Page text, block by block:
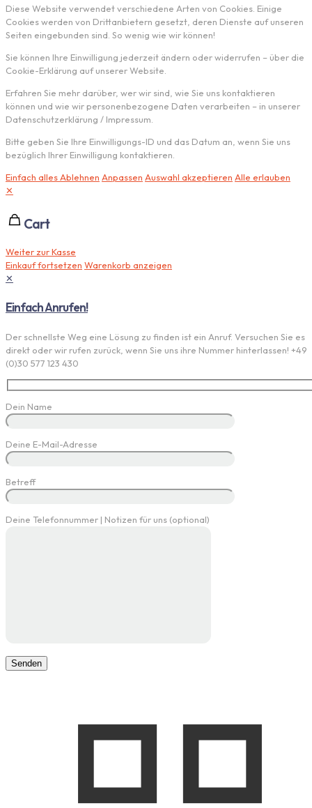
Diese Website verwendet verschiedene Arten von Cookies. Einige
Cookies werden von Drittanbietern gesetzt, deren Dienste auf unseren
Seiten eingebunden sind. So wenig wie wir können!
Sie können Ihre Einwilligung jederzeit ändern oder widerrufen – über die
Cookie-Erklärung auf unserer Website.
Erfahren Sie mehr darüber, wer wir sind, wie Sie uns kontaktieren
können und wie wir personenbezogene Daten verarbeiten – in unserer
Datenschutzerklärung / Impressum.
Bitte geben Sie Ihre Einwilligungs-ID und das Datum an, wenn Sie uns
bezüglich Ihrer Einwilligung kontaktieren.
Einfach alles Ablehnen Anpassen Auswahl akzeptieren Alle erlauben
✕
Cart
Weiter zur Kasse
Einkauf fortsetzen Warenkorb anzeigen
✕
Einfach Anrufen!
Der schnellste Weg eine Lösung zu finden ist ein Anruf. Versuchen Sie es
direkt oder wir rufen zurück, wenn Sie uns ihre Nummer hinterlassen! +49
(0)30 577 123 430
Dein Name
Deine E-Mail-Adresse
Betreff
Deine Telefonnummer | Notizen für uns (optional)